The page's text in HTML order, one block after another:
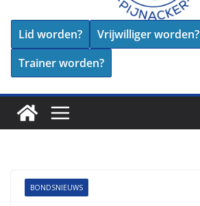
Lid worden?
Vrijwilliger worden?
Trainer worden?
BONDSNIEUWS